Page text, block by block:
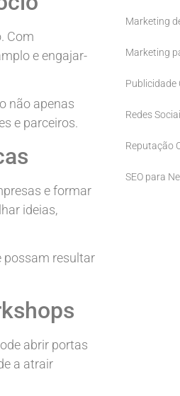
Com
e engajar-
não apenas
e parceiros.
e formar
ideias,
possam resultar
abrir portas
a atrair
Marketing
Marketing
Publicidade
Redes
Reputação
SEO para